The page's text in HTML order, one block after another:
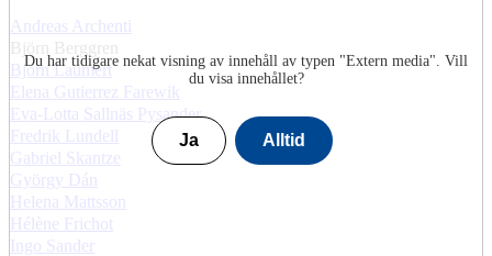
Du har tidigare nekat visning av innehåll av typen "Extern media". Vill
du visa innehållet?
Ja Alltid
Andreas Archenti
Björn Berggren
Björn Laumert
Elena Gutierrez Farewik
Eva-Lotta Sallnäs Pysander
Fredrik Lundell
Gabriel Skantze
György Dán
Helena Mattsson
Hélène Frichot
Ingo Sander